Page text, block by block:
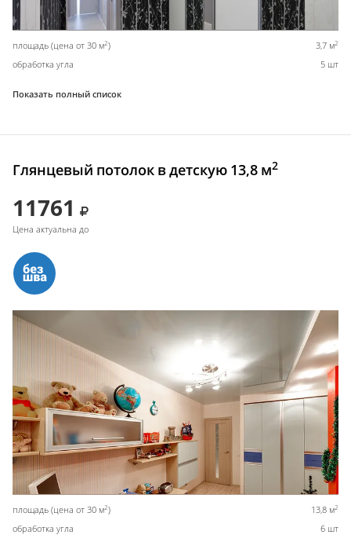
площадь (цена от 30 м2) 3,7 м2
обработка угла 5 шт
Показать полный список
Глянцевый потолок в детскую 13,8 м2
11761
Цена актуальна до
площадь (цена от 30 м2) 13,8 м2
обработка угла 6 шт